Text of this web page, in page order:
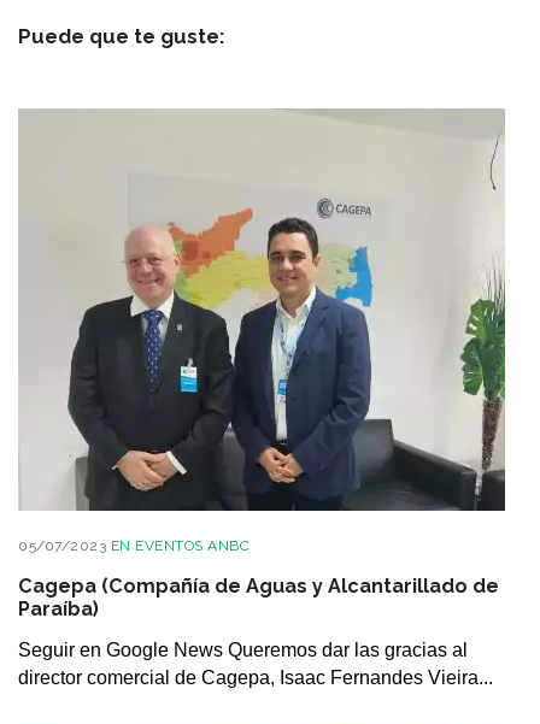
Puede que te guste:
05/07/2023 EN EVENTOS ANBC
Cagepa (Compañía de Aguas y Alcantarillado de
Paraíba)
Seguir en Google News Queremos dar las gracias al
director comercial de Cagepa, Isaac Fernandes Vieira...